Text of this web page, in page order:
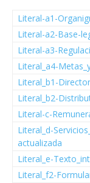
Literal-a1-
Literal-a2-Base-
Literal-a3-
Literal_a4-
Literal_b1-
Literal_b2-
Literal-c-
Literal_d-
actualizada
Literal_e-
Literal_f2-